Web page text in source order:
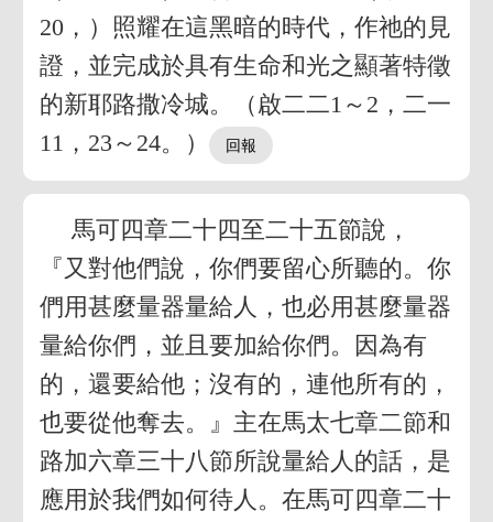
20，）照耀在這黑暗的時代，作祂的見
證，並完成於具有生命和光之顯著特徵
的新耶路撒冷城。（啟二二1～2，二一
11，23～24。）
馬可四章二十四至二十五節說，
『又對他們說，你們要留心所聽的。你
們用甚麼量器量給人，也必用甚麼量器
量給你們，並且要加給你們。因為有
的，還要給他；沒有的，連他所有的，
也要從他奪去。』主在馬太七章二節和
路加六章三十八節所說量給人的話，是
應用於我們如何待人。在馬可四章二十